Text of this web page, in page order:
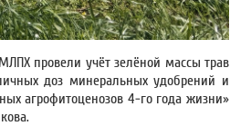
провели учёт зелёной массы трав
доз минеральных удобрений и
агрофитоценозов 4-го года жизни»